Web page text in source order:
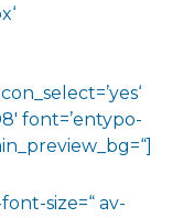
font=’entypo-
size=“ av-